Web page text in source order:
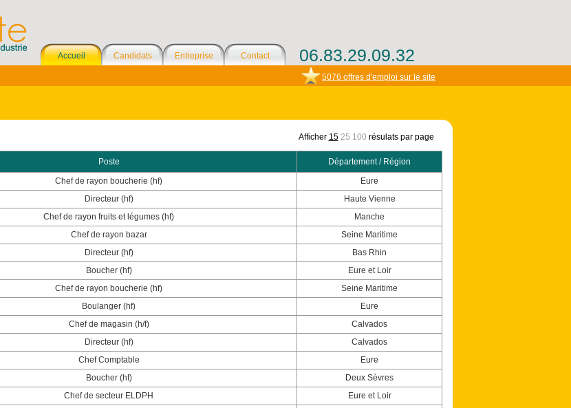
Accueil Candidats Entreprise Contact 06.83.29.09.32
5076 offres d'emploi sur le site
Afficher 15 25 100 résulats par page
Poste
Département / Région
Chef de rayon boucherie (hf)
Eure
Directeur (hf)
Haute Vienne
Chef de rayon fruits et légumes (hf)
Manche
Chef de rayon bazar
Seine Maritime
Directeur (hf)
Bas Rhin
Boucher (hf)
Eure et Loir
Chef de rayon boucherie (hf)
Seine Maritime
Boulanger (hf)
Eure
Chef de magasin (h/f)
Calvados
Directeur (hf)
Calvados
Chef Comptable
Eure
Boucher (hf)
Deux Sèvres
Chef de secteur ELDPH
Eure et Loir